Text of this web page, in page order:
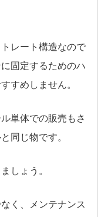
レート構造なので
固定するためのハ
すめしません。
単体での販売もさ
同じ物です。
しょう。
く、メンテナンス